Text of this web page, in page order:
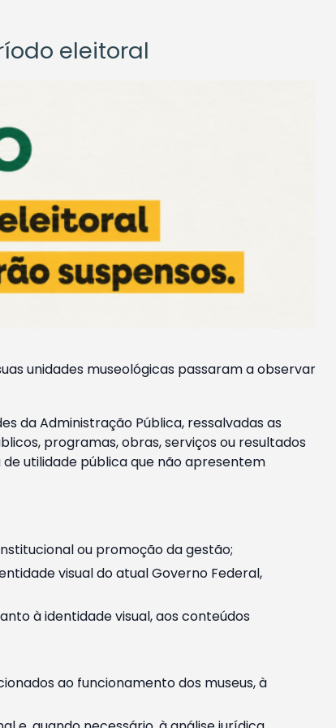
eleitoral
unidades museológicas passaram a observar
da Administração Pública, ressalvadas as
programas, obras, serviços ou resultados
utilidade pública que não apresentem
ou promoção da gestão;
visual do atual Governo Federal,
à identidade visual, aos conteúdos
ao funcionamento dos museus, à